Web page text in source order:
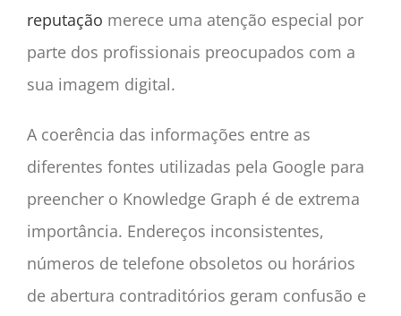
reputação merece uma atenção especial por
parte dos profissionais preocupados com a
sua imagem digital.
A coerência das informações entre as
diferentes fontes utilizadas pela Google para
preencher o Knowledge Graph é de extrema
importância. Endereços inconsistentes,
números de telefone obsoletos ou horários
de abertura contraditórios geram confusão e